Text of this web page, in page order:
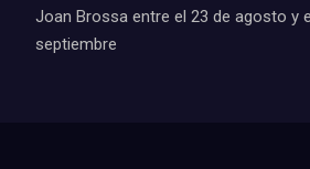
Joan Brossa entre el 23 de agosto y
septiembre